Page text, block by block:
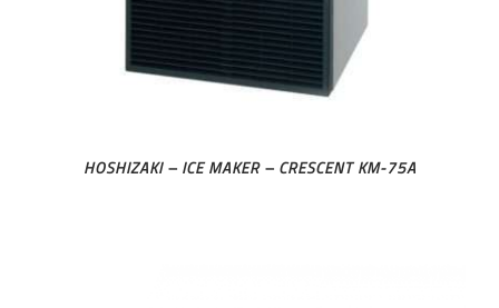
HOSHIZAKI – ICE MAKER – CRESCENT KM-75A